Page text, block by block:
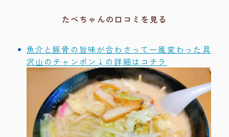
たべちゃんの口コミを見る
魚介と豚骨の旨味が合わさって一風変わった具
沢山のチャンポン↓の詳細はコチラ